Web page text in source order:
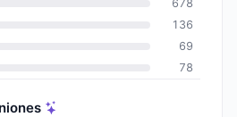
678
136
69
78